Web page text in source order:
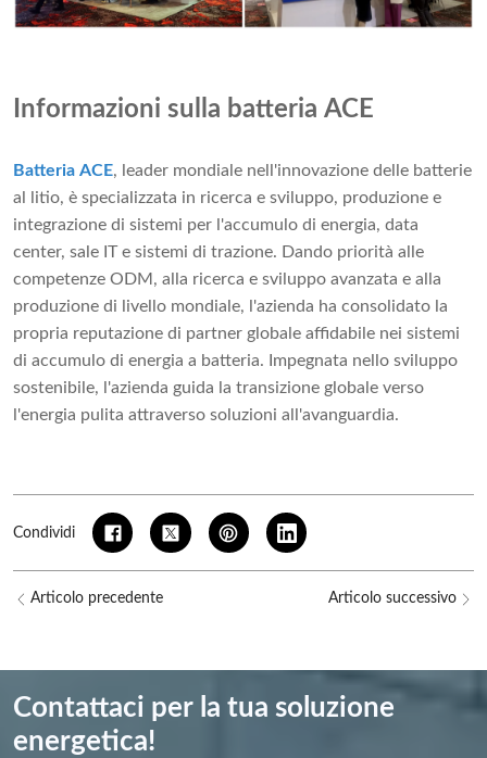
Informazioni sulla batteria ACE
Batteria ACE, leader mondiale nell'innovazione delle batterie
al litio, è specializzata in ricerca e sviluppo, produzione e
integrazione di sistemi per l'accumulo di energia, data
center, sale IT e sistemi di trazione. Dando priorità alle
competenze ODM, alla ricerca e sviluppo avanzata e alla
produzione di livello mondiale, l'azienda ha consolidato la
propria reputazione di partner globale affidabile nei sistemi
di accumulo di energia a batteria. Impegnata nello sviluppo
sostenibile, l'azienda guida la transizione globale verso
l'energia pulita attraverso soluzioni all'avanguardia.
Condividi
Articolo precedente Articolo successivo
Contattaci per la tua soluzione
energetica!